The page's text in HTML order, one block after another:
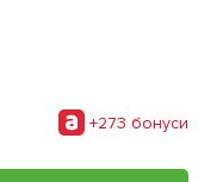
+273 бонуси